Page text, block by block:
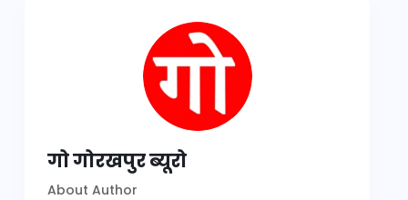
गो गोरखपुर ब्यूरो
About Author